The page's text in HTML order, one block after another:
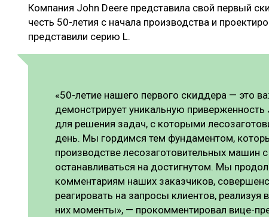
ЛЕСОВОССТАНОВЛЕНИЕ И ЗАЩИТА
ПРОИЗВОДСТВО ДРЕВЕСНЫХ ПЛИТ
СУШКА
ЭКСПЕРТНОЕ МНЕНИЕ
Компания John Deere представила свой первый
честь 50-летия с начала производства и
представили серию L.
«50-летие нашего первого скиддера — это
демонстрирует уникальную приверженность
для решения задач, с которыми
день. Мы гордимся тем фундаментом,
производстве лесозаготовительных машин
останавливаться на достигнутом. Мы
комментариям наших заказчиков,
реагировать на запросы клиентов,
них моменты», — прокомментировал вице-